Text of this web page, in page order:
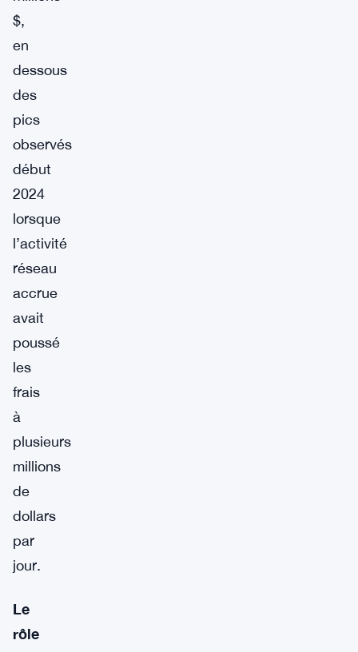
$,
en
dessous
des
pics
observés
début
2024
lorsque
l’activité
réseau
accrue
avait
poussé
les
frais
à
plusieurs
millions
de
dollars
par
jour.
Le
rôle